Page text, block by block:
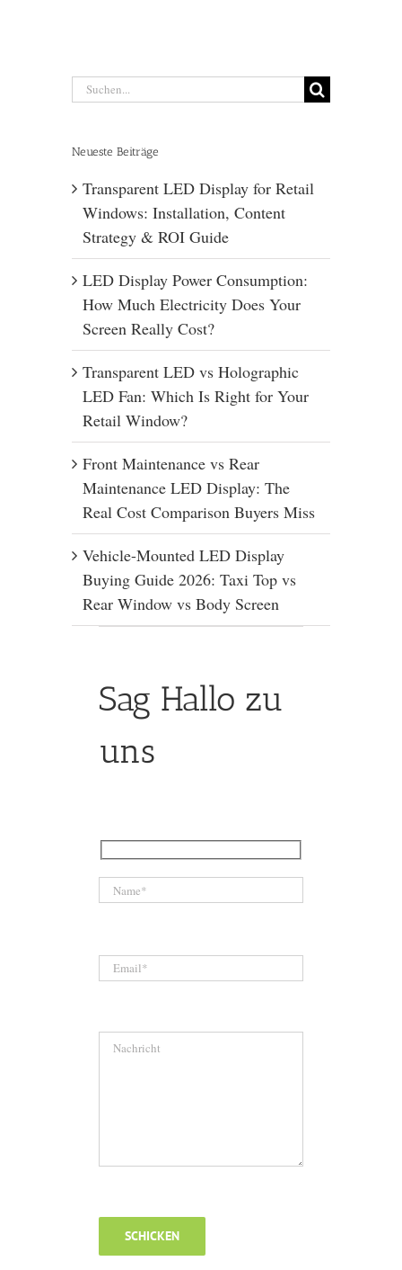
Suchen
nach:
Neueste Beiträge
Transparent LED Display for Retail
Windows: Installation, Content
Strategy & ROI Guide
LED Display Power Consumption:
How Much Electricity Does Your
Screen Really Cost?
Transparent LED vs Holographic
LED Fan: Which Is Right for Your
Retail Window?
Front Maintenance vs Rear
Maintenance LED Display: The
Real Cost Comparison Buyers Miss
Vehicle-Mounted LED Display
Buying Guide 2026: Taxi Top vs
Rear Window vs Body Screen
Sag Hallo zu
uns